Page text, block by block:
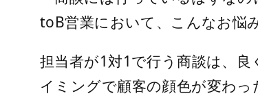
toB営業において、こんなお悩
担当者が1対1で行う商談は、
イミングで顧客の顔色が変わ